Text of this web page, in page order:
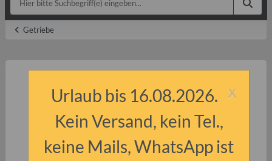
Getriebe
x
Urlaub bis 16.08.2026.
Kein Versand, kein Tel.,
keine Mails, WhatsApp ist